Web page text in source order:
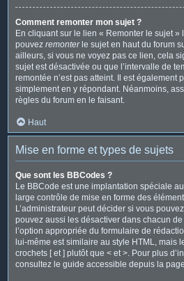
Comment remonter mon sujet ?
En cliquant sur le lien « Remonter le sujet
pouvez remonterle sujet en haut du forum
ailleurs, si vous ne voyez pas ce lien, cela
sujet est désactivée ou que l’intervalle de
remontée n’est pas atteint. Il est également
simplement en y répondant. Néanmoins,
règles du forum en le faisant.
Haut
Mise en forme et types de sujets
Que sont les BBCodes ?
Le BBCode est une implantation spéciale
large contrôle de mise en forme des
L’administrateur peut décider si vous
pouvez aussi les désactiver dans chacun
l’option appropriée du formulaire de
lui-même est similaire au style HTML, mais
crochets [ et ] plutôt que < et >. Pour plus
consultez le guide accessible depuis la